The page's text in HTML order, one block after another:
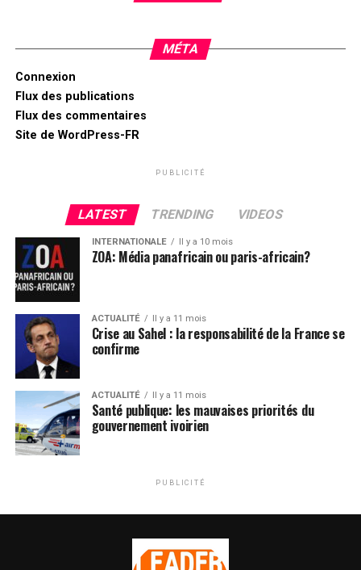
MÉTA
Connexion
Flux des publications
Flux des commentaires
Site de WordPress-FR
PUBLICITÉ
LATEST TRENDING VIDEOS
INTERNATIONALE Il y a 10 mois
ZOA: Média panafricain ou paris-africain?
ACTUALITÉ Il y a 11 mois
Crise au Sahel : la responsabilité de la France se
confirme
ACTUALITÉ Il y a 11 mois
Santé publique: les mauvaises priorités du
gouvernement ivoirien
PUBLICITÉ